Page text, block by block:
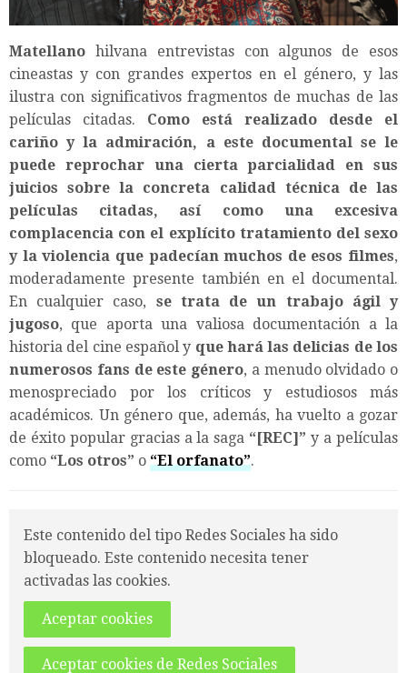
Matellano hilvana entrevistas con algunos de esos
cineastas y con grandes expertos en el género, y las
ilustra con significativos fragmentos de muchas de las
películas citadas. Como está realizado desde el
cariño y la admiración, a este documental se le
puede reprochar una cierta parcialidad en sus
juicios sobre la concreta calidad técnica de las
películas citadas, así como una excesiva
complacencia con el explícito tratamiento del sexo
y la violencia que padecían muchos de esos filmes,
moderadamente presente también en el documental.
En cualquier caso, se trata de un trabajo ágil y
jugoso, que aporta una valiosa documentación a la
historia del cine español y que hará las delicias de los
numerosos fans de este género, a menudo olvidado o
menospreciado por los críticos y estudiosos más
académicos. Un género que, además, ha vuelto a gozar
de éxito popular gracias a la saga “[REC]” y a películas
como “Los otros” o “El orfanato”.
Este contenido del tipo Redes Sociales ha sido
bloqueado. Este contenido necesita tener
activadas las cookies.
Aceptar cookies
Aceptar cookies de Redes Sociales